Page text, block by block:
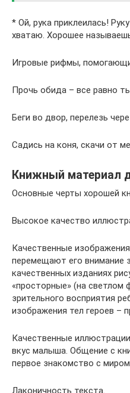
* Ой, рука приклеилась!
хватаю. Хорошее
Игровые рифмы,
Прочь обида – все равно
Беги во двор, перелезь
Садись на коня, скачи от
Книжный материал
Основные черты хорошей
Высокое качество
Качественные
перемещают его внимание
качественных изданиях
«просторные» (на светлом
зрительного восприятия
изображения тел героев –
Качественные
вкус малыша. Общение с
первое знакомство с миром
Лаконичность текста.